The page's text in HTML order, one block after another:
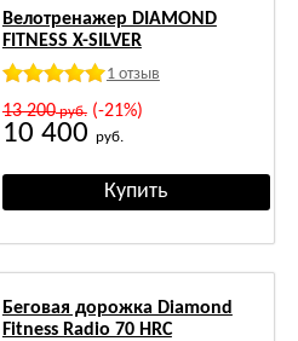
Велотренажер DIAMOND
FITNESS X-SILVER
1 отзыв
13 200руб.(-21%)
10 400 руб.
Беговая дорожка Diamond
Fitness Radio 70 HRC